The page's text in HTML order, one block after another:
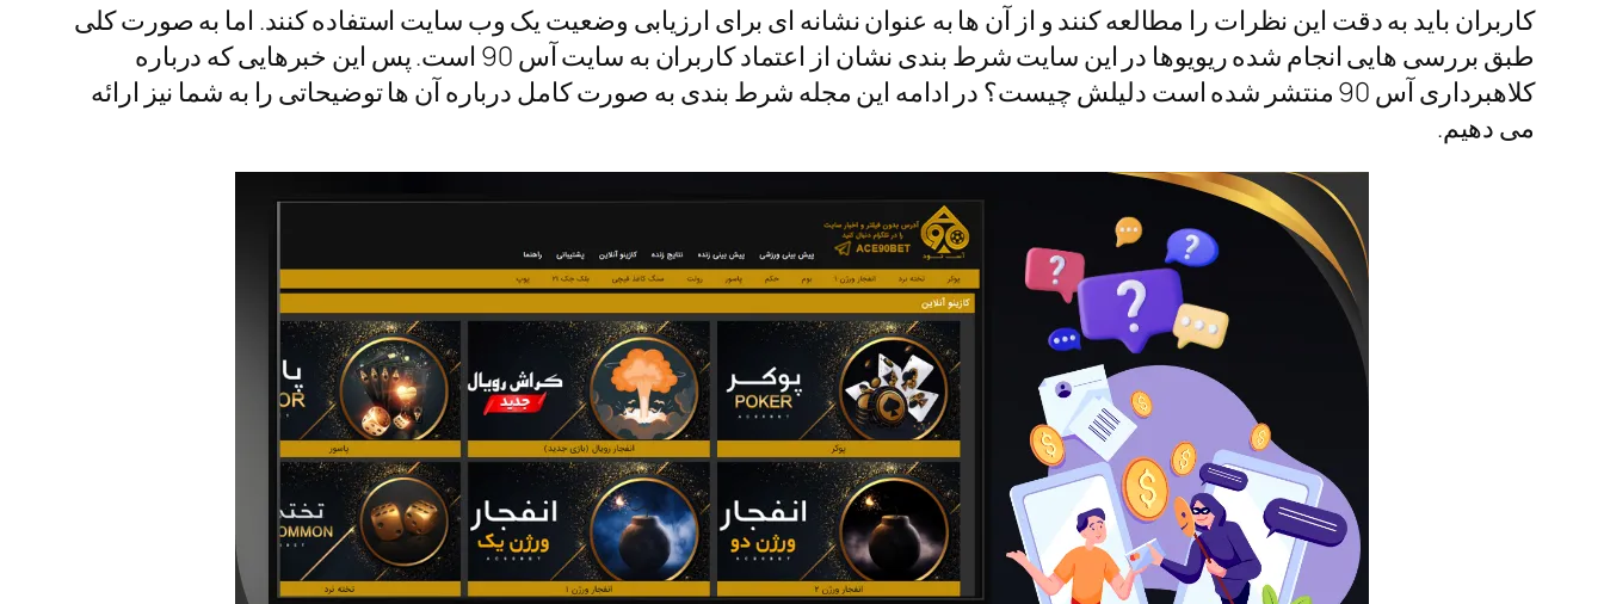
کاربران باید به دقت این نظرات را مطالعه کنند و از آن‌ ها به عنوان نشانه‌ ای برای ارزیابی وضعیت یک وب‌ سایت استفاده کنند. اما به صورت کلی
طبق بررسی هایی انجام شده ریویوها در این سایت شرط بندی نشان از اعتماد کاربران به سایت آس 90 است. پس این خبرهایی که درباره
کلاهبرداری آس 90 منتشر شده است دلیلش چیست؟ در ادامه این مجله شرط بندی به صورت کامل درباره آن ها توضیحاتی را به شما نیز ارائه
می دهیم.